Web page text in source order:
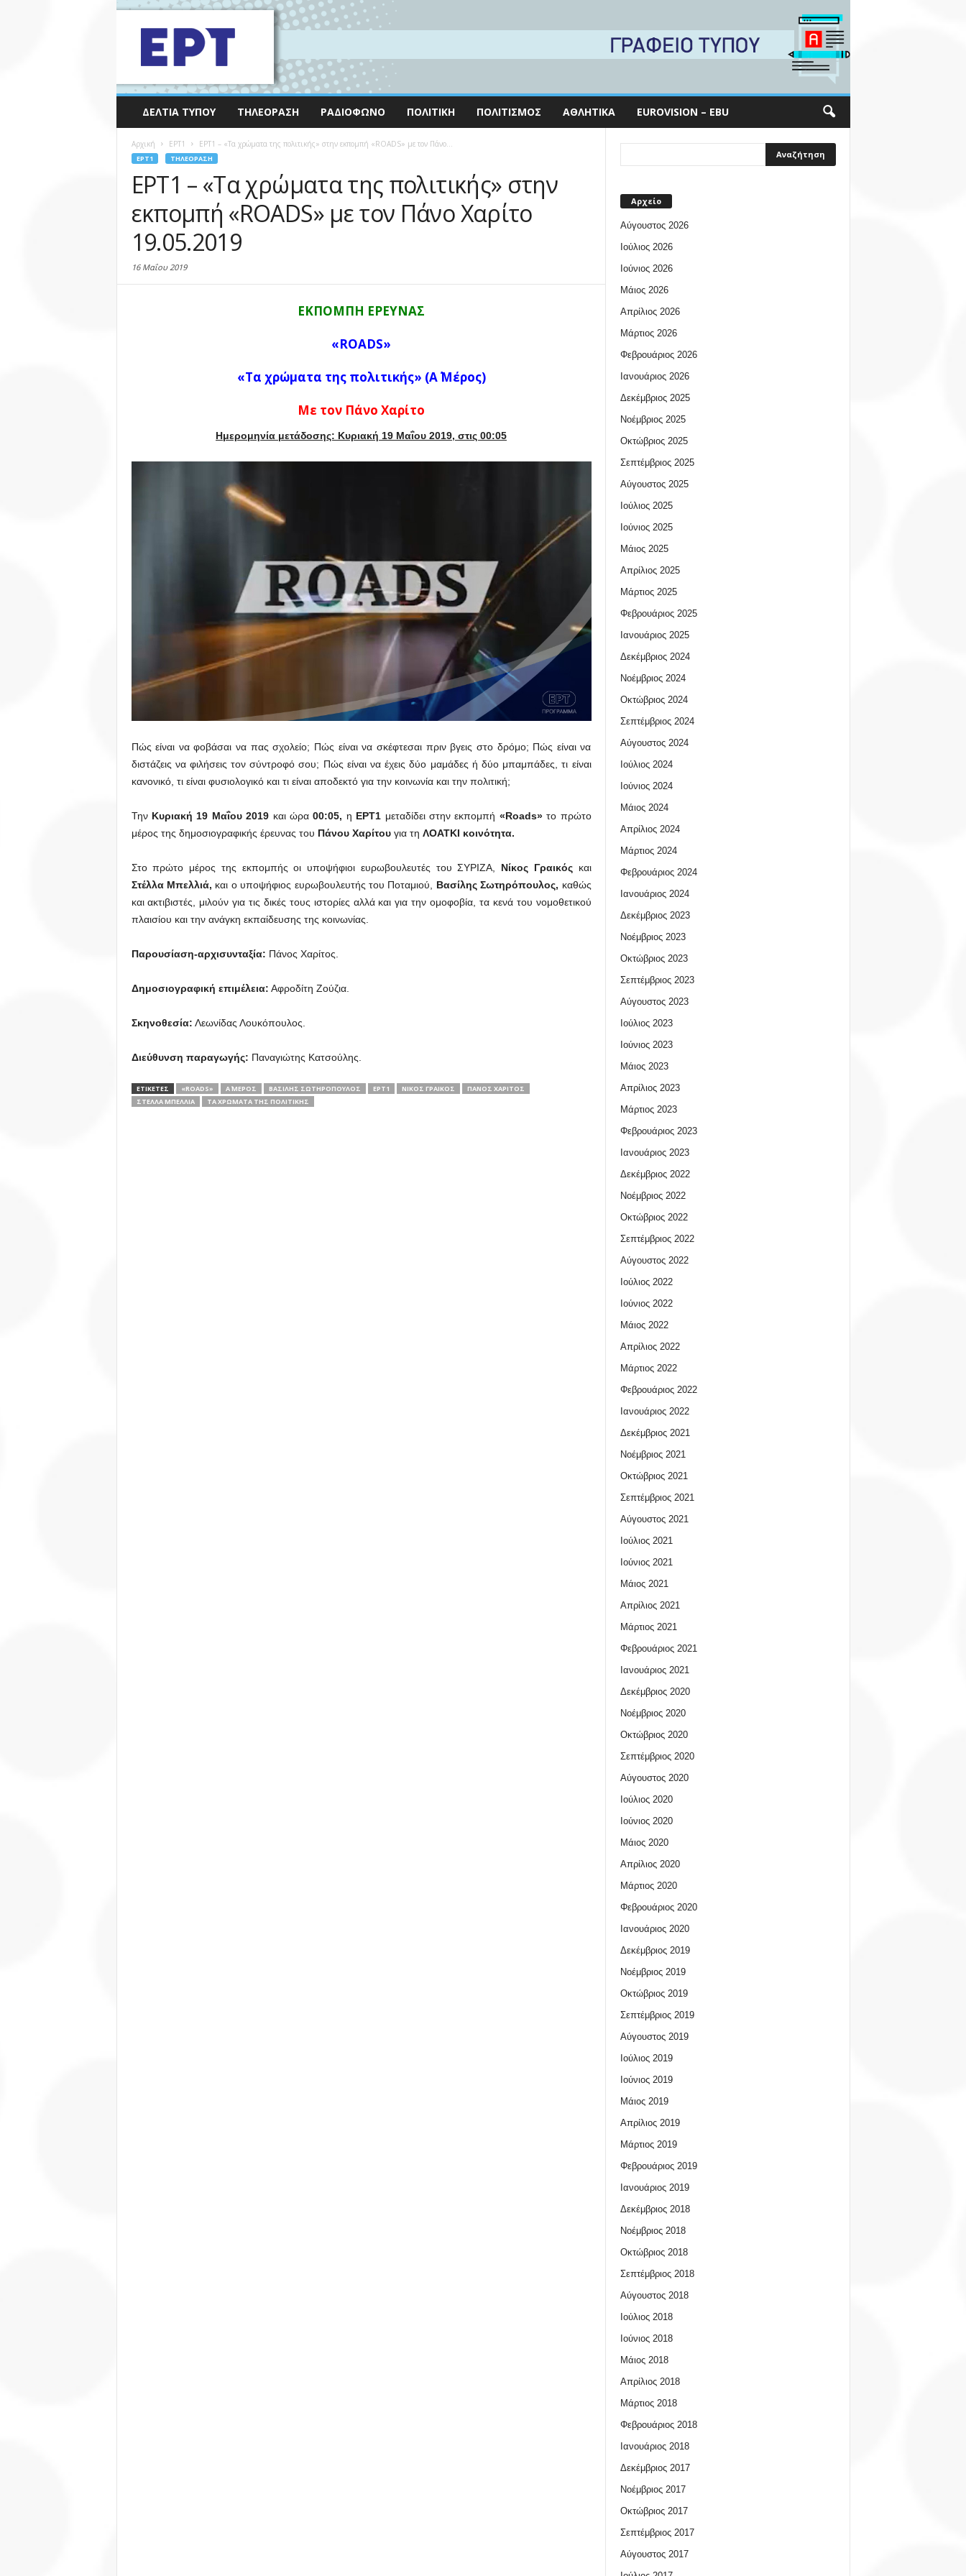
ΔΕΛΤΊΑ ΤΎΠΟΥ ΤΗΛΕΌΡΑΣΗ ΡΑΔΙΌΦΩΝΟ ΠΟΛΙΤΙΚΉ ΠΟΛΙΤΙΣΜΌΣ ΑΘΛΗΤΙΚΆ EUROVISION – EBU
Αρχική EΡΤ1 ΕΡΤ1 – «Τα χρώματα της πολιτικής» στην εκπομπή «ROADS» με τον Πάνο...
EΡΤ1 ΤΗΛΕΌΡΑΣΗ
ΕΡΤ1 – «Τα χρώματα της πολιτικής» στην
εκπομπή «ROADS» με τον Πάνο Χαρίτο
19.05.2019
16 Μαΐου 2019
ΕΚΠΟΜΠH EΡΕΥΝΑΣ
«ROADS»
«Τα χρώματα της πολιτικής» (Α΄ Μέρος)
Με τον Πάνο Χαρίτο
Ημερομηνία μετάδοσης: Κυριακή 19 Μαΐου 2019, στις 00:05
Πώς είναι να φοβάσαι να πας σχολείο; Πώς είναι να σκέφτεσαι πριν βγεις στο δρόμο; Πώς είναι να
διστάζεις να φιλήσεις τον σύντροφό σου; Πώς είναι να έχεις δύο μαμάδες ή δύο μπαμπάδες, τι είναι
κανονικό, τι είναι φυσιολογικό και τι είναι αποδεκτό για την κοινωνία και την πολιτική;
Την Κυριακή 19 Μαΐου 2019 και ώρα00:05, η ΕΡΤ1 μεταδίδει στην εκπομπή «Roads»το πρώτο
μέρος της δημοσιογραφικής έρευνας του Πάνου Χαρίτουγια τη ΛΟΑΤΚΙ κοινότητα.
Στο πρώτο μέρος της εκπομπής οι υποψήφιοι ευρωβουλευτές του ΣΥΡΙΖΑ, Νίκος Γραικόςκαι
Στέλλα Μπελλιά, και ο υποψήφιος ευρωβουλευτής του Ποταμιού, Βασίλης Σωτηρόπουλος, καθώς
και ακτιβιστές, μιλούν για τις δικές τους ιστορίες αλλά και για την ομοφοβία, τα κενά του νομοθετικού
πλαισίου και την ανάγκη εκπαίδευσης της κοινωνίας.
Παρουσίαση-αρχισυνταξία: Πάνος Χαρίτος.
Δημοσιογραφική επιμέλεια: Αφροδίτη Ζούζια.
Σκηνοθεσία: Λεωνίδας Λουκόπουλος.
Διεύθυνση παραγωγής: Παναγιώτης Κατσούλης.
ΕΤΙΚΕΤΕΣ «ROADS» Α΄ ΜΈΡΟΣ ΒΑΣΊΛΗΣ ΣΩΤΗΡΌΠΟΥΛΟΣ ΕΡΤ1 ΝΊΚΟΣ ΓΡΑΙΚΌΣ
ΠΆΝΟΣ ΧΑΡΊΤΟΣ
ΣΤΈΛΛΑ ΜΠΕΛΛΙΆ
ΤΑ ΧΡΏΜΑΤΑ ΤΗΣ ΠΟΛΙΤΙΚΉΣ
Αρχείο
Αύγουστος 2026
Ιούλιος 2026
Ιούνιος 2026
Μάιος 2026
Απρίλιος 2026
Μάρτιος 2026
Φεβρουάριος 2026
Ιανουάριος 2026
Δεκέμβριος 2025
Νοέμβριος 2025
Οκτώβριος 2025
Σεπτέμβριος 2025
Αύγουστος 2025
Ιούλιος 2025
Ιούνιος 2025
Μάιος 2025
Απρίλιος 2025
Μάρτιος 2025
Φεβρουάριος 2025
Ιανουάριος 2025
Δεκέμβριος 2024
Νοέμβριος 2024
Οκτώβριος 2024
Σεπτέμβριος 2024
Αύγουστος 2024
Ιούλιος 2024
Ιούνιος 2024
Μάιος 2024
Απρίλιος 2024
Μάρτιος 2024
Φεβρουάριος 2024
Ιανουάριος 2024
Δεκέμβριος 2023
Νοέμβριος 2023
Οκτώβριος 2023
Σεπτέμβριος 2023
Αύγουστος 2023
Ιούλιος 2023
Ιούνιος 2023
Μάιος 2023
Απρίλιος 2023
Μάρτιος 2023
Φεβρουάριος 2023
Ιανουάριος 2023
Δεκέμβριος 2022
Νοέμβριος 2022
Οκτώβριος 2022
Σεπτέμβριος 2022
Αύγουστος 2022
Ιούλιος 2022
Ιούνιος 2022
Μάιος 2022
Απρίλιος 2022
Μάρτιος 2022
Φεβρουάριος 2022
Ιανουάριος 2022
Δεκέμβριος 2021
Νοέμβριος 2021
Οκτώβριος 2021
Σεπτέμβριος 2021
Αύγουστος 2021
Ιούλιος 2021
Ιούνιος 2021
Μάιος 2021
Απρίλιος 2021
Μάρτιος 2021
Φεβρουάριος 2021
Ιανουάριος 2021
Δεκέμβριος 2020
Νοέμβριος 2020
Οκτώβριος 2020
Σεπτέμβριος 2020
Αύγουστος 2020
Ιούλιος 2020
Ιούνιος 2020
Μάιος 2020
Απρίλιος 2020
Μάρτιος 2020
Φεβρουάριος 2020
Ιανουάριος 2020
Δεκέμβριος 2019
Νοέμβριος 2019
Οκτώβριος 2019
Σεπτέμβριος 2019
Αύγουστος 2019
Ιούλιος 2019
Ιούνιος 2019
Μάιος 2019
Απρίλιος 2019
Μάρτιος 2019
Φεβρουάριος 2019
Ιανουάριος 2019
Δεκέμβριος 2018
Νοέμβριος 2018
Οκτώβριος 2018
Σεπτέμβριος 2018
Αύγουστος 2018
Ιούλιος 2018
Ιούνιος 2018
Μάιος 2018
Απρίλιος 2018
Μάρτιος 2018
Φεβρουάριος 2018
Ιανουάριος 2018
Δεκέμβριος 2017
Νοέμβριος 2017
Οκτώβριος 2017
Σεπτέμβριος 2017
Αύγουστος 2017